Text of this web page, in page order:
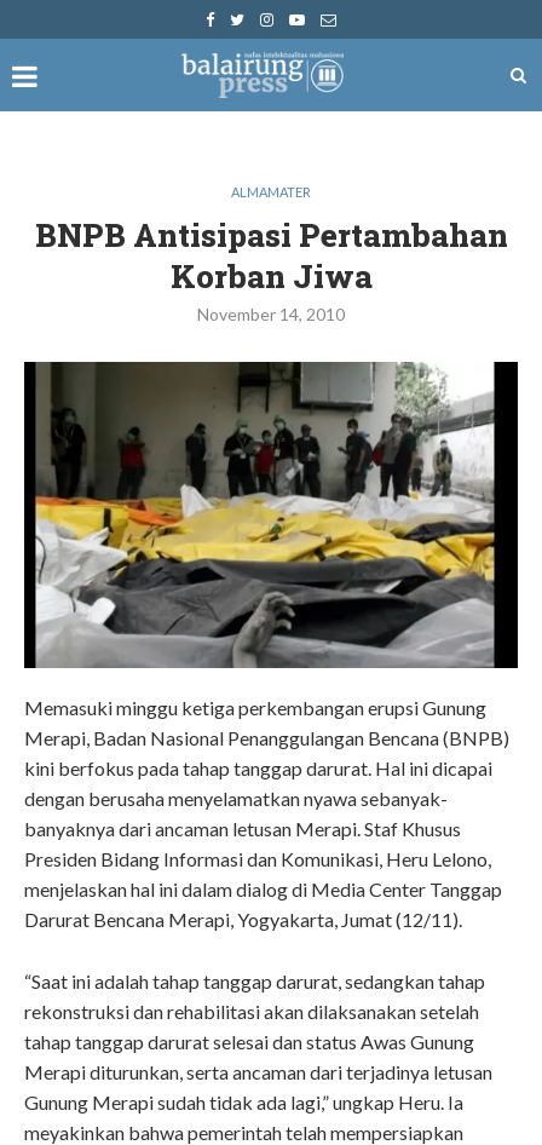
ALMAMATER
BNPB Antisipasi Pertambahan
Korban Jiwa
November 14, 2010
Memasuki minggu ketiga perkembangan erupsi Gunung
Merapi, Badan Nasional Penanggulangan Bencana (BNPB)
kini berfokus pada tahap tanggap darurat. Hal ini dicapai
dengan berusaha menyelamatkan nyawa sebanyak-
banyaknya dari ancaman letusan Merapi. Staf Khusus
Presiden Bidang Informasi dan Komunikasi, Heru Lelono,
menjelaskan hal ini dalam dialog di Media Center Tanggap
Darurat Bencana Merapi, Yogyakarta, Jumat (12/11).
“Saat ini adalah tahap tanggap darurat, sedangkan tahap
rekonstruksi dan rehabilitasi akan dilaksanakan setelah
tahap tanggap darurat selesai dan status Awas Gunung
Merapi diturunkan, serta ancaman dari terjadinya letusan
Gunung Merapi sudah tidak ada lagi,” ungkap Heru. Ia
meyakinkan bahwa pemerintah telah mempersiapkan